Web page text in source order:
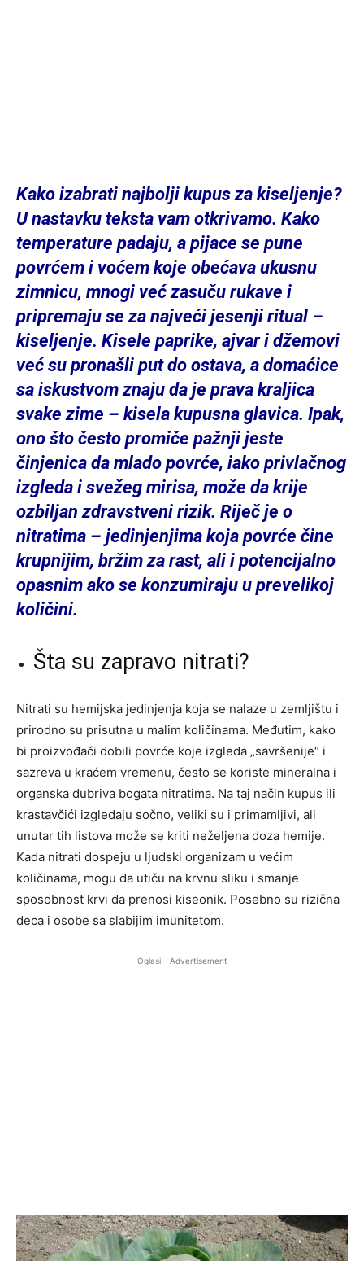
Kako izabrati najbolji kupus za kiseljenje?
U nastavku teksta vam otkrivamo. Kako
temperature padaju, a pijace se pune
povrćem i voćem koje obećava ukusnu
zimnicu, mnogi već zasuču rukave i
pripremaju se za najveći jesenji ritual –
kiseljenje. Kisele paprike, ajvar i džemovi
već su pronašli put do ostava, a domaćice
sa iskustvom znaju da je prava kraljica
svake zime – kisela kupusna glavica. Ipak,
ono što često promiče pažnji jeste
činjenica da mlado povrće, iako privlačnog
izgleda i svežeg mirisa, može da krije
ozbiljan zdravstveni rizik. Riječ je o
nitratima – jedinjenjima koja povrće čine
krupnijim, bržim za rast, ali i potencijalno
opasnim ako se konzumiraju u prevelikoj
količini.
Šta su zapravo nitrati?
Nitrati su hemijska jedinjenja koja se nalaze u zemljištu i
prirodno su prisutna u malim količinama. Međutim, kako
bi proizvođači dobili povrće koje izgleda „savršenije“ i
sazreva u kraćem vremenu, često se koriste mineralna i
organska đubriva bogata nitratima. Na taj način kupus ili
krastavčići izgledaju sočno, veliki su i primamljivi, ali
unutar tih listova može se kriti neželjena doza hemije.
Kada nitrati dospeju u ljudski organizam u većim
količinama, mogu da utiču na krvnu sliku i smanje
sposobnost krvi da prenosi kiseonik. Posebno su rizična
deca i osobe sa slabijim imunitetom.
Oglasi - Advertisement